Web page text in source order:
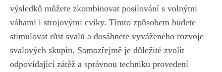
výsledků můžete ⁤zkombinovat posilování s volnými⁤
váhami i strojovými cviky. Tímto způsobem budete
stimulovat růst svalů a dosáhnete vyváženého rozvoje
svalových skupin. Samozřejmě je důležité zvolit
odpovídající zátěž ‍a správnou techniku provedení